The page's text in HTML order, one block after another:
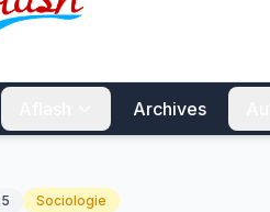
Archives
Sociologie